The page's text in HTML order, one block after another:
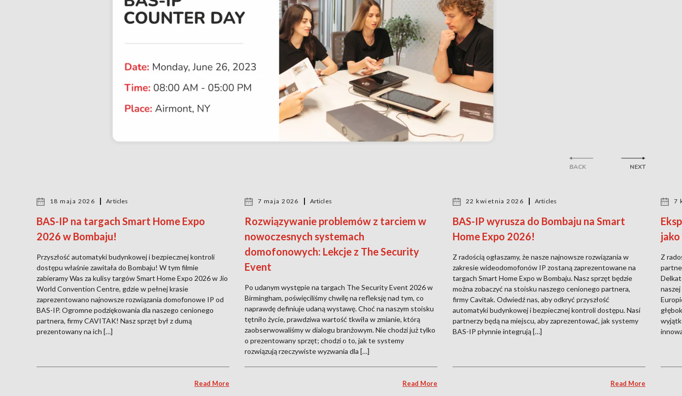
BACK
18 maja 2026 Articles
BAS-IP na targach Smart Home Expo
2026 w Bombaju!
Przyszłość automatyki budynkowej i bezpiecznej kontroli
dostępu właśnie zawitała do Bombaju! W tym filmie
zabieramy Was za kulisy targów Smart Home Expo 2026 w Jio
World Convention Centre, gdzie w pełnej krasie
zaprezentowano najnowsze rozwiązania domofonowe IP od
BAS-IP. Ogromne podziękowania dla naszego cenionego
partnera, firmy CAVITAK! Nasz sprzęt był z dumą
prezentowany na ich […]
Read More
7 maja 2026 Articles
Rozwiązywanie problemów z tarciem w
nowoczesnych systemach
domofonowych: Lekcje z The Security
Event
Po udanym występie na targach The Security Event 2026 w
Birmingham, poświęciliśmy chwilę na refleksję nad tym, co
naprawdę definiuje udaną wystawę. Choć na naszym stoisku
tętniło życie, prawdziwa wartość tkwiła w zmianie, którą
zaobserwowaliśmy w dialogu branżowym. Nie chodzi już tylko
o prezentowany sprzęt; chodzi o to, jak te systemy
rozwiązują rzeczywiste wyzwania dla […]
Read More
22 kwietnia 2026 Articles
BAS-IP wyrusza do Bombaju na Smart
Home Expo 2026!
Z radością ogłaszamy, że nasze najnowsze rozwiązania w
zakresie wideodomofonów IP zostaną zaprezentowane na
targach Smart Home Expo w Bombaju. Nasz sprzęt będzie
można zobaczyć na stoisku naszego cenionego partnera,
firmy Cavitak. Odwiedź nas, aby odkryć przyszłość
automatyki budynkowej i bezpiecznej kontroli dostępu. Nasi
partnerzy będą na miejscu, aby zaprezentować, jak systemy
BAS-IP płynnie integrują […]
Read More
7
Z
NEXT